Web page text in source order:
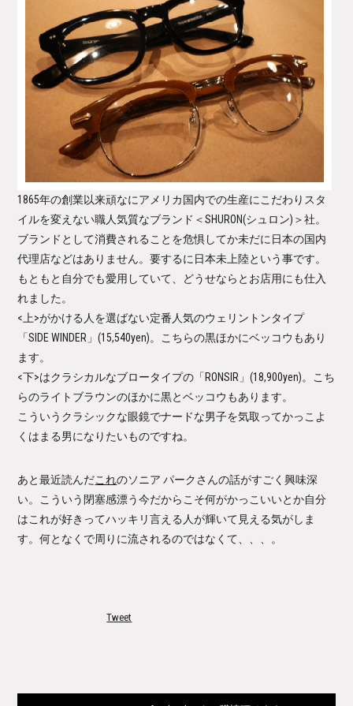
1865年の創業以来頑なにアメリカ国内での生産にこだわりスタ
イルを変えない職人気質なブランド ＜SHURON(シュロン)＞社。
ブランドとして消費されることを危惧してか未だに日本の国内
代理店などはありません。要するに日本未上陸という事です。
もともと自分でも愛用していて、どうせならとお店用にも仕入
れました。
<上>がかける人を選ばない定番人気のウェリントンタイプ
「SIDE WINDER」(15,540yen)。こちらの黒ほかにベッコウもあり
ます。
<下>はクラシカルなブロータイプの 「RONSIR」(18,900yen)。こち
らのライトブラウンのほかに黒とベッコウもあります。
こういうクラシックな眼鏡でナードな男子を気取ってかっこよ
くはまる男になりたいものですね。
あと最近読んだこれのソニア パークさんの話がすごく興味深
い。こういう閉塞感漂う今だからこそ何がかっこいいとか自分
はこれが好きってハッキリ言える人が輝いて見える気がしま
す。何となくで周りに流されるのではなくて、、、。
Tweet